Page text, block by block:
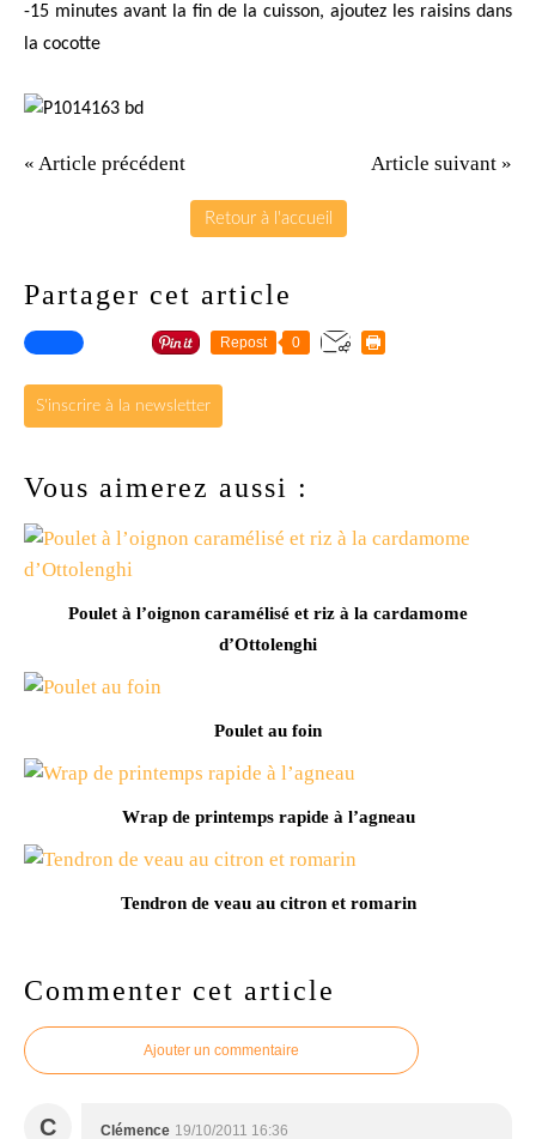
-15 minutes avant la fin de la cuisson, ajoutez les raisins dans
la cocotte
« Article précédent Article suivant »
Retour à l'accueil
Partager cet article
Repost 0
S'inscrire à la newsletter
Vous aimerez aussi :
Poulet à l’oignon caramélisé et riz à la cardamome
d’Ottolenghi
Poulet au foin
Wrap de printemps rapide à l’agneau
Tendron de veau au citron et romarin
Commenter cet article
Ajouter un commentaire
C Clémence 19/10/2011 16:36